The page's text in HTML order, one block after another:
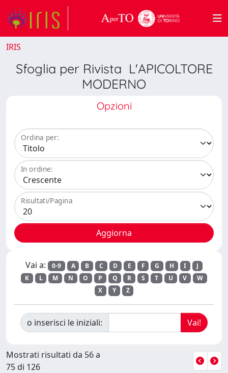
IRIS
Sfoglia per Rivista L'APICOLTORE
MODERNO
Opzioni
Ordina per:
In ordine:
Risultati/Pagina
Vai a: 0-9 A B C D E F G H I
J
K
L M N O P Q R S T U V
W
X
Y Z
o inserisci le iniziali:
Mostrati risultati da 56 a
75 di 126